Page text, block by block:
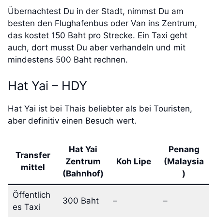
Übernachtest Du in der Stadt, nimmst Du am
besten den Flughafenbus oder Van ins Zentrum,
das kostet 150 Baht pro Strecke. Ein Taxi geht
auch, dort musst Du aber verhandeln und mit
mindestens 500 Baht rechnen.
Hat Yai – HDY
Hat Yai ist bei Thais beliebter als bei Touristen,
aber definitiv einen Besuch wert.
Transfer
mittel
Hat Yai
Zentrum
(Bahnhof)
Koh Lipe
Penang
(Malaysia
)
Öffentlich
es Taxi
300 Baht – –